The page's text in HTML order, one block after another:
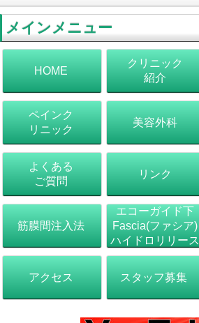
メインメニュー
HOME
クリニック
紹介
ペインク
リニック
美容外科
よくある
ご質問
リンク
筋膜間注入法
エコーガイド下
Fascia(ファシア)
ハイドロリリース
アクセス スタッフ募集